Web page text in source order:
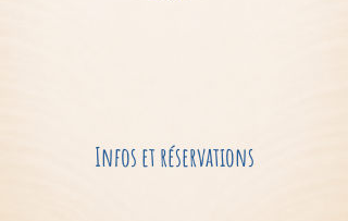
Infos et réservations